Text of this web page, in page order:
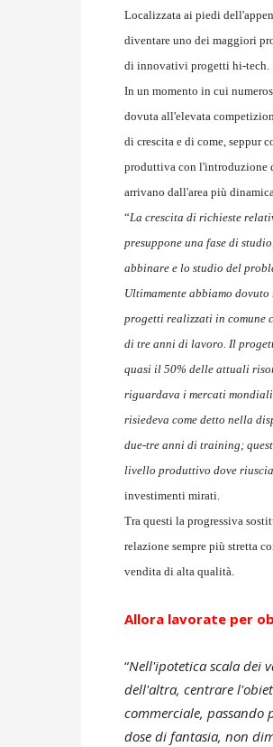
Localizzata ai piedi
diventare uno dei maggiori
di innovativi progetti hi-tech.
In un momento in cui
dovuta all'elevata
di crescita e di come, seppur
produttiva con l'introduzione
arrivano dall'area più
“La crescita di richieste
presuppone una fase di
abbinare e lo studio del
Ultimamente abbiamo
progetti realizzati in comune
di tre anni di lavoro. Il
quasi il 50% delle attuali
riguardava i mercati
risiedeva come detto nella
due-tre anni di training;
livello produttivo dove
investimenti mirati.
Tra questi la progressiva
relazione sempre più stretta
vendita di alta qualità.
Allora lavorate per
“Nell'ipotetica scala dei
dell'altra, centrare
commerciale, passando
dose di fantasia, non